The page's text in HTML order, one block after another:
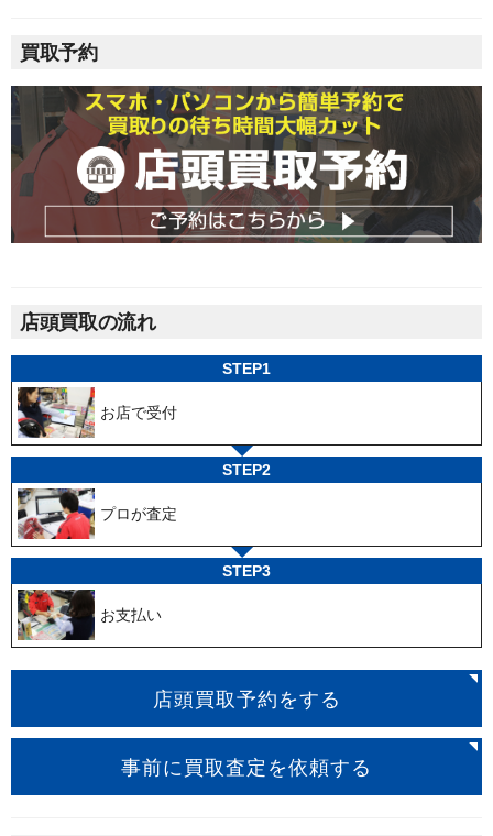
買取予約
店頭買取の流れ
STEP1
お店で受付
STEP2
プロが査定
STEP3
お支払い
店頭買取予約をする
事前に買取査定を依頼する